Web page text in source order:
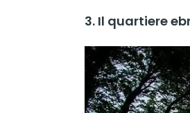
3. Il quartiere